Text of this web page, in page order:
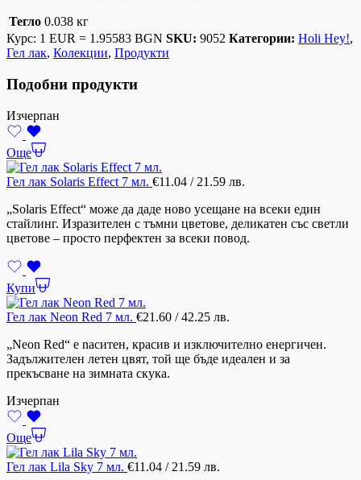
Тегло 0.038 кг
Курс: 1 EUR = 1.95583 BGN SKU: 9052 Категории: Holi Hey!,
Гел лак, Колекции, Продукти
Подобни продукти
Изчерпан
Още
Гел лак Solaris Effect 7 мл. €11.04 / 21.59 лв.
„Solaris Effect“ може да даде ново усещане на всеки един
стайлинг. Изразителен с тъмни цветове, деликатен със светли
цветове – просто перфектен за всеки повод.
Купи
Гел лак Neon Red 7 мл. €21.60 / 42.25 лв.
„Neon Red“ е nаситен, красив и изключително енергичен.
Задължителен летен цвят, той ще бъде идеален и за
прекъсване на зимната скука.
Изчерпан
Още
Гел лак Lila Sky 7 мл. €11.04 / 21.59 лв.